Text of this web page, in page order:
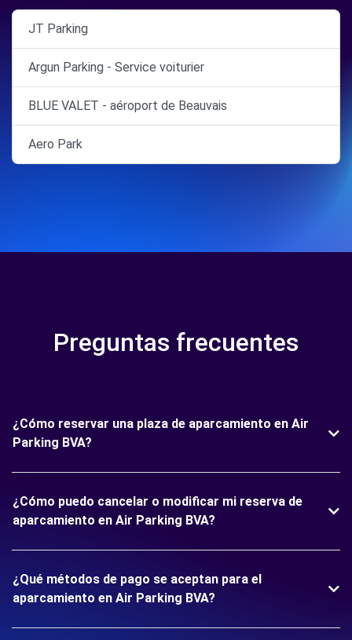
JT Parking
Argun Parking - Service voiturier
BLUE VALET - aéroport de Beauvais
Aero Park
Preguntas frecuentes
¿Cómo reservar una plaza de aparcamiento en Air
Parking BVA?
¿Cómo puedo cancelar o modificar mi reserva de
aparcamiento en Air Parking BVA?
¿Qué métodos de pago se aceptan para el
aparcamiento en Air Parking BVA?